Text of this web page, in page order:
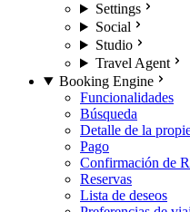
Settings
Social
Studio
Travel Agent
Booking Engine
Funcionalidades
Búsqueda
Detalle de la
Pago
Confirmación de
Reservas
Lista de deseos